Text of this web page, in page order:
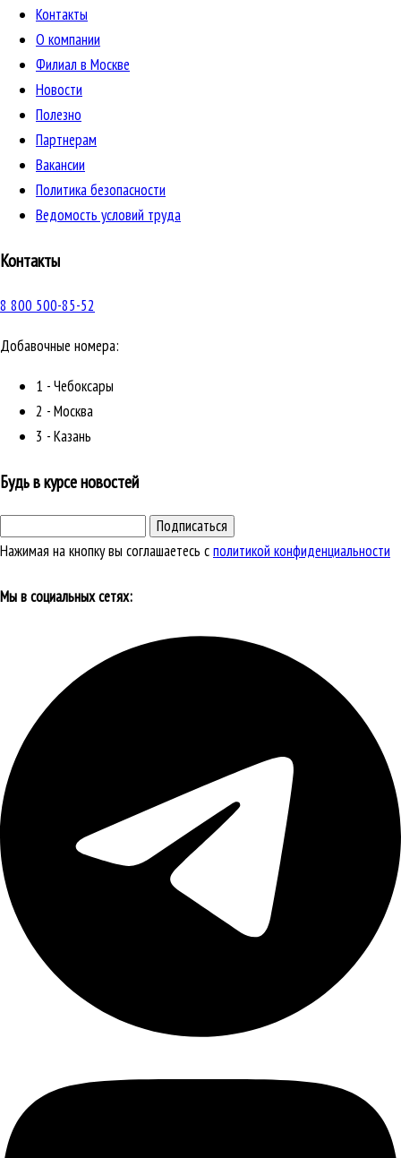
Контакты
О компании
Филиал в Москве
Новости
Полезно
Партнерам
Вакансии
Политика безопасности
Ведомость условий труда
Контакты
8 800 500-85-52
Добавочные номера:
1 - Чебоксары
2 - Москва
3 - Казань
Будь в курсе новостей
Подписаться
Нажимая на кнопку вы соглашаетесь сполитикой конфиденциальности
Мы в социальных сетях: